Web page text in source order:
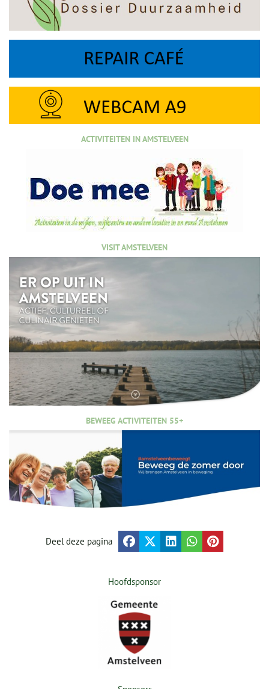
ACTIVITEITEN IN AMSTELVEEN
VISIT AMSTELVEEN
BEWEEG ACTIVITEITEN 55+
Deel deze pagina
Hoofdsponsor